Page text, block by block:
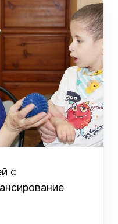
с